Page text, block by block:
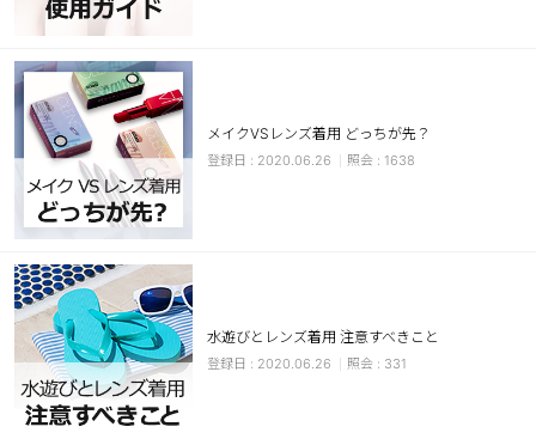
INSTAGRAM TWITTER
メイクVSレンズ着用 どっちが先？
2020.06.26 1638
水遊びとレンズ着用 注意すべきこと
2020.06.26 331